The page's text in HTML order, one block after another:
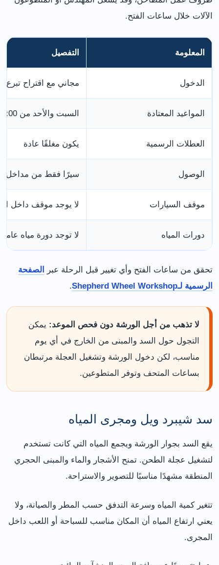
الآلات خلال ساعات الفتح.
المعلومة التفصيل
الدخول مجاني مع اقتراح تبرع
المواعيد المعتادة السبت والأحد من 10:00 إلى 16:00
العطلات الرسمية يكون مغلقًا عادة
الوصول سيرًا فقط من مداخل
موقف السيارات لا يوجد موقف داخل
دورات المياه لا توجد دورة مياه
تحقق من ساعات الفتح وأي تغيير قبل الرحلة عبر
الصفحة
الرسمية لـShepherd Wheel Workshop
.
لا تذهب من أجل الورشة دون فحص الموعد: يمكن
التجول حول السد والمبنى من الخارج في أي يوم
مناسب، لكن دخول الورشة وتشغيل العجلة مرتبطان
بساعات المتحف وتوفر المتطوعين.
سد شيبرد ويل ومجرى المياه
يقع السد بجوار الورشة ويجمع المياه التي كانت تستخدم
لتشغيل عجلة الطحن. تمنح الأشجار والماء والمبنى الحجري
المنطقة مشهدًا مناسبًا للتصوير والاستراحة.
تتغير كمية المياه وسرعة التدفق حسب المطر والصيانة، ولا
يعني ارتفاع المياه أن المكان مناسب للسباحة أو اللعب داخل
المجرى.